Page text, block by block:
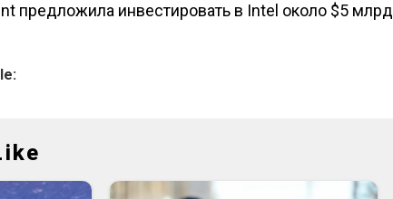
по записям
предложила инвестировать в Intel около $5 млрд